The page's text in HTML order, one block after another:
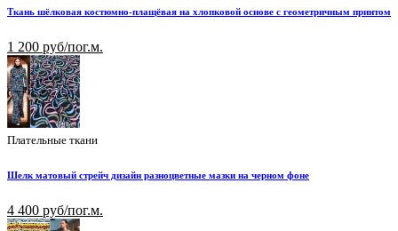
Ткань шёлковая костюмно-плащёвая на хлопковой основе с геометричным принтом
1 200 руб/пог.м.
Плательные ткани
Шелк матовый стрейч дизайн разноцветные мазки на черном фоне
4 400 руб/пог.м.